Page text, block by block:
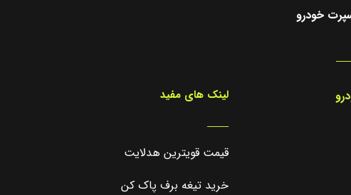
خودرو
لینک های مفید
_____
قیمت قویترین هدلایت
خرید تیغه برف پاک کن